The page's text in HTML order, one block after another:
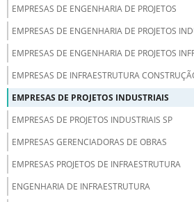
EMPRESAS DE ENGENHARIA DE PROJETOS
EMPRESAS DE ENGENHARIA DE PROJETOS
EMPRESAS DE ENGENHARIA DE PROJETOS
EMPRESAS DE INFRAESTRUTURA
EMPRESAS DE PROJETOS INDUSTRIAIS
EMPRESAS DE PROJETOS INDUSTRIAIS SP
EMPRESAS GERENCIADORAS DE OBRAS
EMPRESAS PROJETOS DE INFRAESTRUTURA
ENGENHARIA DE INFRAESTRUTURA